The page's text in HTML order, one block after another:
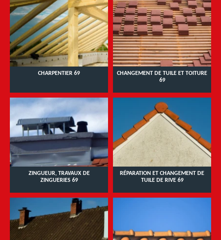
CHARPENTIER 69
CHANGEMENT DE TUILE ET TOITURE
69
ZINGUEUR, TRAVAUX DE
ZINGUERIES 69
RÉPARATION ET CHANGEMENT DE
TUILE DE RIVE 69